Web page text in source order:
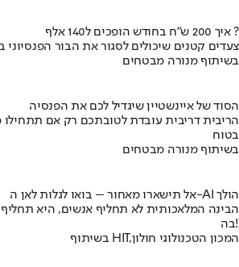
איך 200 ש"ח בחודש הופכים ל140 אלף ?
צעדים קטנים שיכולים לסגור את הבור הפנסיוני
בשיתוף מנורה מבטחים
הסוד של איינשטיין שיגדיל לכם את הפנסיה
הריבית דריבית עובדת לטובתכם רק אם תתחילו
בטוח
בשיתוף מנורה מבטחים
אל תישארו מאחור – בואו לגלות לאן ה-AI הולך
הבינה המלאכותית לא תחליף אנשים, היא
בה!
בשיתוף HIT,המכון הטכנולוגי חולון